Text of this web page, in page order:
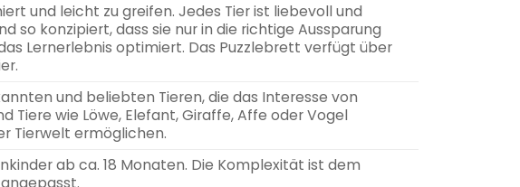
und leicht zu greifen. Jedes Tier ist liebevoll und
so konzipiert, dass sie nur in die richtige Aussparung
Lernerlebnis optimiert. Das Puzzlebrett verfügt über
und beliebten Tieren, die das Interesse von
Tiere wie Löwe, Elefant, Giraffe, Affe oder Vogel
Tierwelt ermöglichen.
ab ca. 18 Monaten. Die Komplexität ist dem